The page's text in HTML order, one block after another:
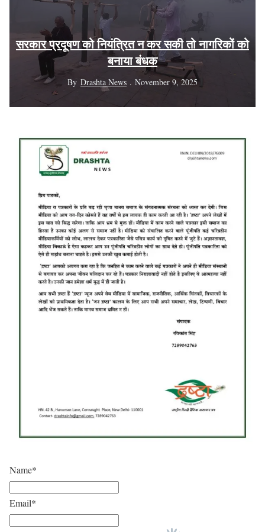
सरकार प्रदूषण को नियंत्रित न कर सकी तो नागरिकों को
बनाया बंधक
By Drashta News November 9, 2025
Name*
Email*